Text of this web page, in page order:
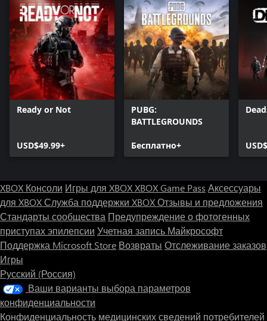
Ready or Not
USD$49.99+
PUBG:
BATTLEGROUNDS
Бесплатно+
XBOX Консоли Игры для XBOXXBOX Game Pass Аксессуары
для XBOXСлужба поддержки XBOXОтзывы и предложения
Стандарты сообщества Предупреждение о фотогенных
приступах эпилепсии Учетная запись Майкрософт
Поддержка Microsoft Store Возвраты Отслеживание заказов
Игры
Русский (Россия)
Ваши варианты выбора параметров
конфиденциальности
Конфиденциальность медицинских сведений потребителей